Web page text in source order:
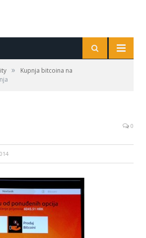
»
Kupnja bitcoina na
0